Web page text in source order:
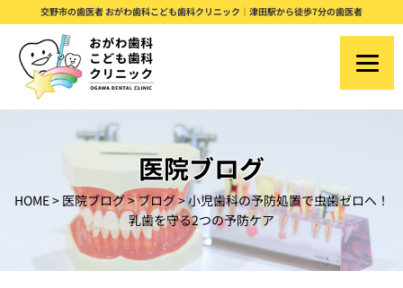
t
交野市の歯医者 おがわ歯科こども歯科クリニック｜津田駅から徒歩7分の歯医者
医院ブログ
HOME> 医院ブログ>ブログ>小児歯科の予防処置で虫歯ゼロへ！
乳歯を守る2つの予防ケア